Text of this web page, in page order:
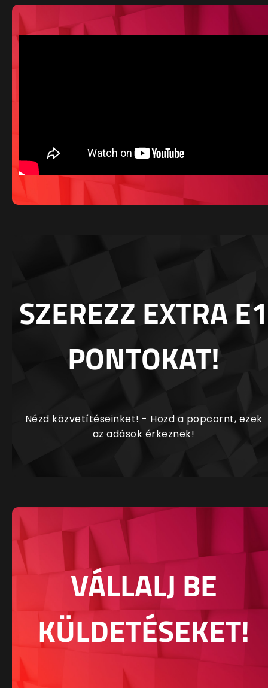
SZEREZZ EXTRA E1
PONTOKAT!
Nézd közvetítéseinket! - Hozd a popcornt, ezek
az adások érkeznek!
VÁLLALJ BE
KÜLDETÉSEKET!